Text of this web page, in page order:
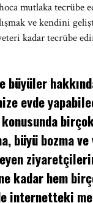
mutlaka tecrübe
ve kendini
kadar tecrübe
büyüler
evde
büyü bozma
kadar hem
internetteki